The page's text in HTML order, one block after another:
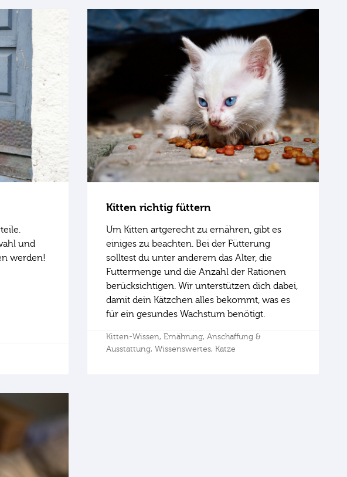
und
werden!
Kitten richtig füttern
Um Kitten artgerecht zu ernähren, gibt es
einiges zu beachten. Bei der Fütterung
solltest du unter anderem das Alter, die
Futtermenge und die Anzahl der Rationen
berücksichtigen. Wir unterstützen dich dabei,
damit dein Kätzchen alles bekommt, was es
für ein gesundes Wachstum benötigt.
Kitten-Wissen,Ernährung,Anschaffung &
Ausstattung,Wissenswertes,Katze